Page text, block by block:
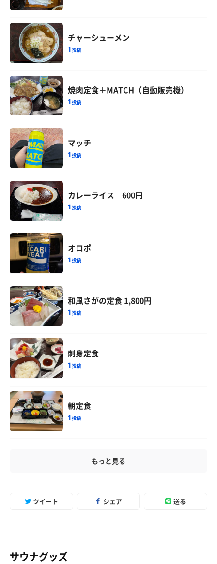
チャーシューメン
1投稿
焼肉定食＋MATCH（自動販売機）
1投稿
マッチ
1投稿
カレーライス 600円
1投稿
オロポ
1投稿
和風さがの定食 1,800円
1投稿
刺身定食
1投稿
朝定食
1投稿
もっと見る
ツイート シェア 送る
サウナグッズ